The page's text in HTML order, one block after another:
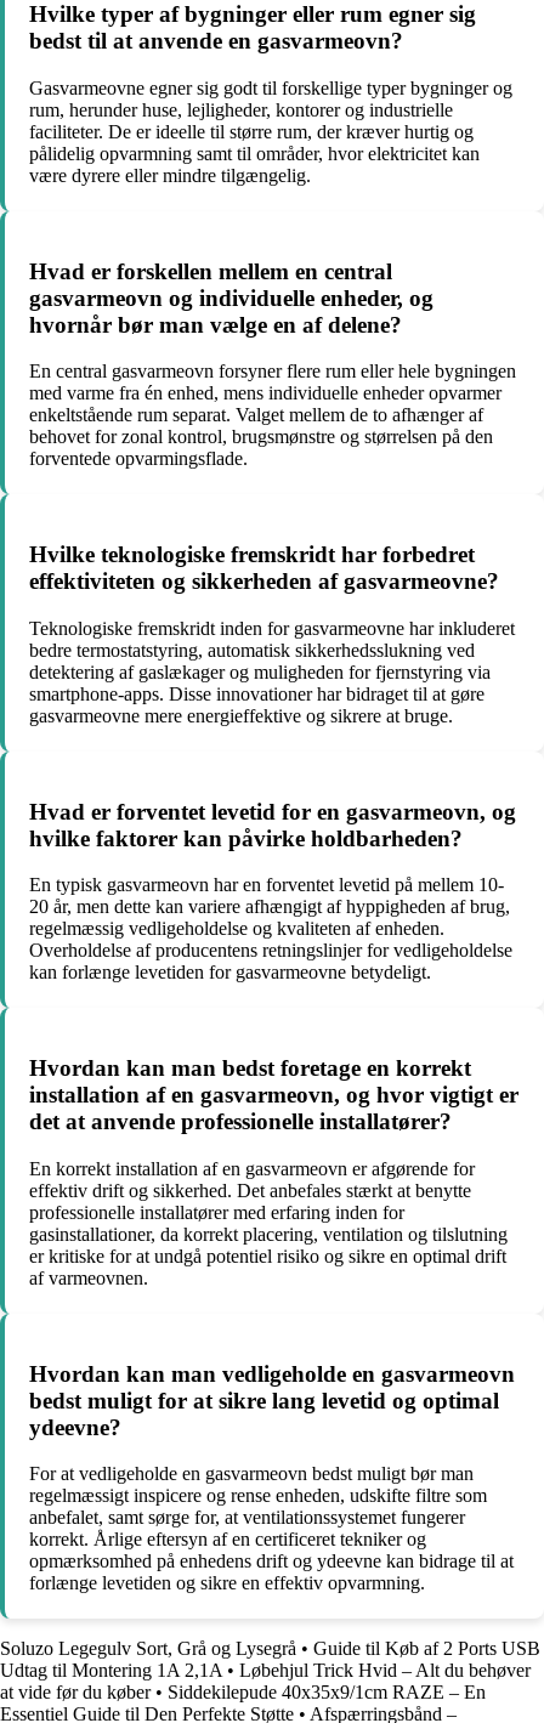
Hvilke typer af bygninger eller rum egner sig
bedst til at anvende en gasvarmeovn?
Gasvarmeovne egner sig godt til forskellige typer bygninger og
rum, herunder huse, lejligheder, kontorer og industrielle
faciliteter. De er ideelle til større rum, der kræver hurtig og
pålidelig opvarmning samt til områder, hvor elektricitet kan
være dyrere eller mindre tilgængelig.
Hvad er forskellen mellem en central
gasvarmeovn og individuelle enheder, og
hvornår bør man vælge en af delene?
En central gasvarmeovn forsyner flere rum eller hele bygningen
med varme fra én enhed, mens individuelle enheder opvarmer
enkeltstående rum separat. Valget mellem de to afhænger af
behovet for zonal kontrol, brugsmønstre og størrelsen på den
forventede opvarmingsflade.
Hvilke teknologiske fremskridt har forbedret
effektiviteten og sikkerheden af gasvarmeovne?
Teknologiske fremskridt inden for gasvarmeovne har inkluderet
bedre termostatstyring, automatisk sikkerhedsslukning ved
detektering af gaslækager og muligheden for fjernstyring via
smartphone-apps. Disse innovationer har bidraget til at gøre
gasvarmeovne mere energieffektive og sikrere at bruge.
Hvad er forventet levetid for en gasvarmeovn, og
hvilke faktorer kan påvirke holdbarheden?
En typisk gasvarmeovn har en forventet levetid på mellem 10-
20 år, men dette kan variere afhængigt af hyppigheden af brug,
regelmæssig vedligeholdelse og kvaliteten af enheden.
Overholdelse af producentens retningslinjer for vedligeholdelse
kan forlænge levetiden for gasvarmeovne betydeligt.
Hvordan kan man bedst foretage en korrekt
installation af en gasvarmeovn, og hvor vigtigt er
det at anvende professionelle installatører?
En korrekt installation af en gasvarmeovn er afgørende for
effektiv drift og sikkerhed. Det anbefales stærkt at benytte
professionelle installatører med erfaring inden for
gasinstallationer, da korrekt placering, ventilation og tilslutning
er kritiske for at undgå potentiel risiko og sikre en optimal drift
af varmeovnen.
Hvordan kan man vedligeholde en gasvarmeovn
bedst muligt for at sikre lang levetid og optimal
ydeevne?
For at vedligeholde en gasvarmeovn bedst muligt bør man
regelmæssigt inspicere og rense enheden, udskifte filtre som
anbefalet, samt sørge for, at ventilationssystemet fungerer
korrekt. Årlige eftersyn af en certificeret tekniker og
opmærksomhed på enhedens drift og ydeevne kan bidrage til at
forlænge levetiden og sikre en effektiv opvarmning.
Soluzo Legegulv Sort, Grå og Lysegrå • Guide til Køb af 2 Ports USB
Udtag til Montering 1A 2,1A • Løbehjul Trick Hvid – Alt du behøver
at vide før du køber• Siddekilepude 40x35x9/1cm RAZE – En
Essentiel Guide til Den Perfekte Støtte • Afspærringsbånd –